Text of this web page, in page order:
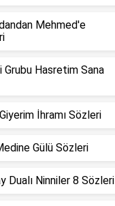
Mehmed'e
Grubu Hasretim Sana
İhramı Sözleri
Gülü Sözleri
Dualı Ninniler 8 Sözleri